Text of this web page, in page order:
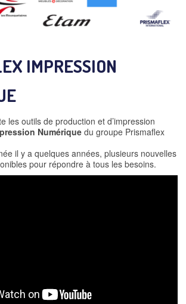
IMPRESSION
les outils de production et d’impression
Numérique du groupe Prismaflex
il y a quelques années, plusieurs nouvelles
pour répondre à tous les besoins.